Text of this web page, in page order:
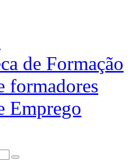
de Formação
formadores
Emprego